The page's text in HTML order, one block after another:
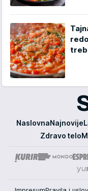
Sensa
NaslovnaNajnovije
Zdravo telo